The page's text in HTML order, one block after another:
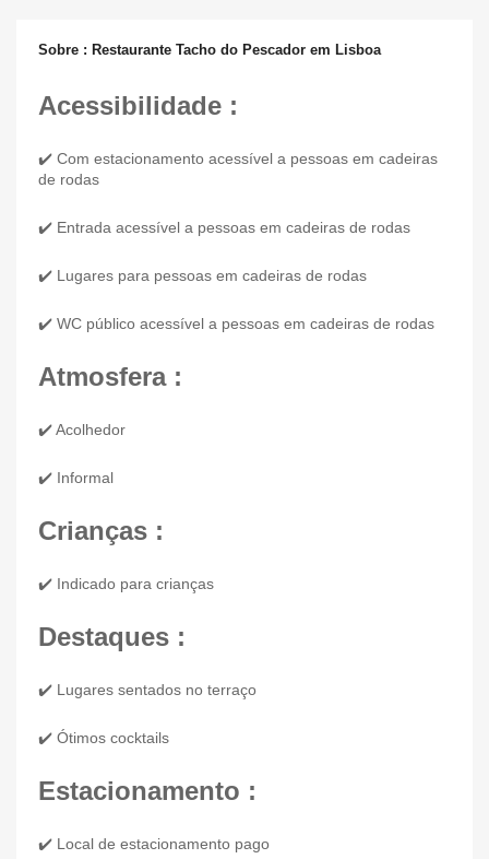
Sobre : Restaurante Tacho do Pescador em Lisboa
Acessibilidade :
✔️ Com estacionamento acessível a pessoas em cadeiras
de rodas
✔️ Entrada acessível a pessoas em cadeiras de rodas
✔️ Lugares para pessoas em cadeiras de rodas
✔️ WC público acessível a pessoas em cadeiras de rodas
Atmosfera :
✔️ Acolhedor
✔️ Informal
Crianças :
✔️ Indicado para crianças
Destaques :
✔️ Lugares sentados no terraço
✔️ Ótimos cocktails
Estacionamento :
✔️ Local de estacionamento pago